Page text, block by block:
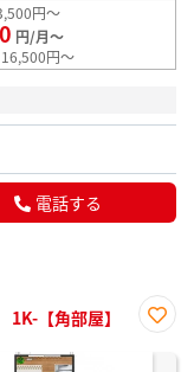
円～
円/月～
円～
電話する
【角部屋】
に入